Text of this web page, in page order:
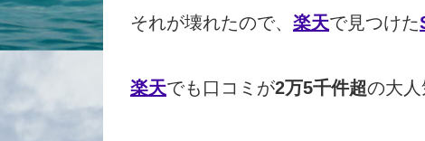
それが壊れたので、 楽天で見つけた
楽天でも口コミが2万5千件超の大人